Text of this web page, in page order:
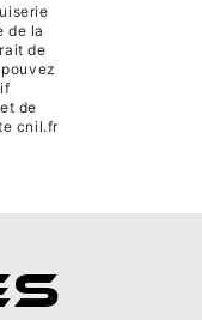
de la
de
de
cnil.fr